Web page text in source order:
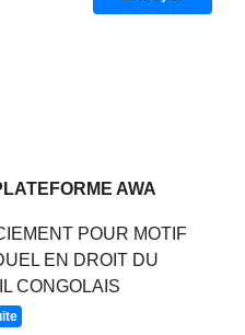
AWA
POUR MOTIF
EN DROIT DU
CONGOLAIS